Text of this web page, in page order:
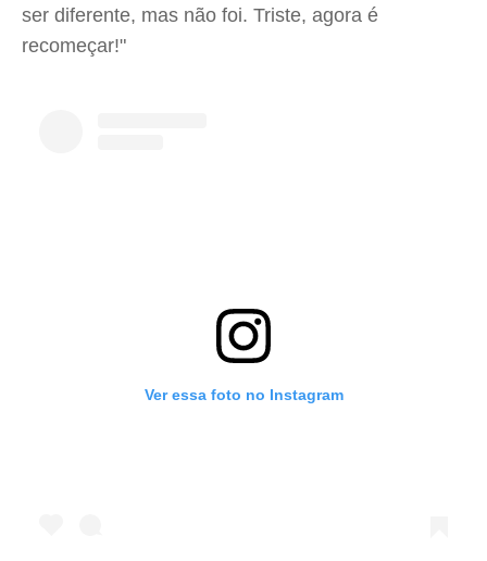
ser diferente, mas não foi. Triste, agora é
recomeçar!"
Ver essa foto no Instagram